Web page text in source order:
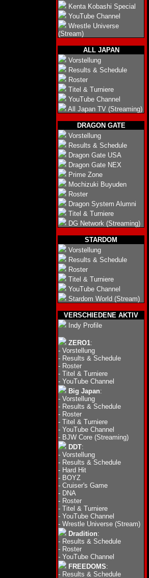
Kenta Kobashi Special
YouTube Channel
Wrestle Universe
(Stream)
ALL JAPAN
Vorstellung
Results & Schedule
Roster
Titel & Turniere
YouTube Channel
All Japan TV (Streaming)
DRAGON GATE
Vorstellung
Results & Schedule
Dragon Gate USA
Dragon Gate NEX
Prime Zone
Mochizuki Buyuden
Roster
Dragon System Alumni
Titel & Turniere
DG Network (Streaming)
STARDOM
Vorstellung
Results & Schedule
Roster
Titel & Turniere
YouTube Channel
Stardom World (Stream)
VERSCHIEDENE AKTIV
Indy Profile
ZERO1:
- Vorstellung
- Results & Schedule
- Roster
- Titel & Turniere
- YouTube Channel
Big Japan:
- Vorstellung
- Results & Schedule
- Roster
- Titel & Turniere
- YouTube Channel
- BJW Core (Streaming)
DDT:
- Vorstellung
- Results & Schedule
- Hard Hit
- BOYZ
- Cruiser's Game
- DNA
- Roster
- Titel & Turniere
- YouTube Channel
- Wrestle Universe (Stream)
Dradition:
- Results & Schedule
- Roster
- YouTube Channel
FREEDOMS:
- Results & Schedule